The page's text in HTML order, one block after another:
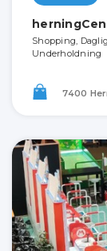
Shopping,
Underholdning
7400